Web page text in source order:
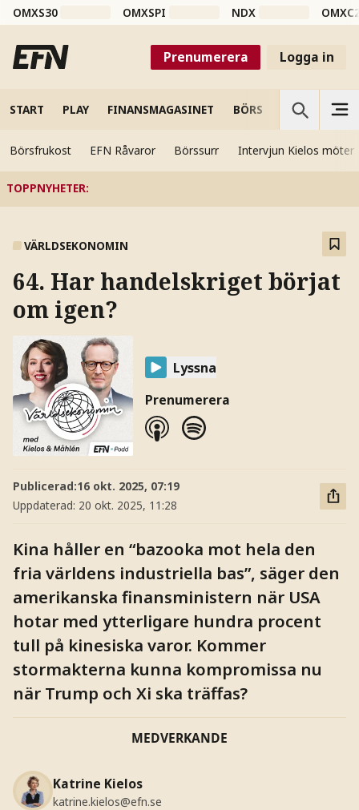
OMXS30 OMXSPI NDX
Prenumerera Logga in
START PLAY FINANSMAGASINET BÖRS VETENSKAP
Börsfrukost EFN Råvaror Börssurr Intervjun Kielos möter
TOPPNYHETER:
VÄRLDSEKONOMIN
64. Har handelskriget börjat
om igen?
Lyssna
Prenumerera
Publicerad:16 okt. 2025, 07:19
Uppdaterad: 20 okt. 2025, 11:28
Kina håller en “bazooka mot hela den
fria världens industriella bas”, säger den
amerikanska finansministern när USA
hotar med ytterligare hundra procent
tull på kinesiska varor. Kommer
stormakterna kunna kompromissa nu
när Trump och Xi ska träffas?
MEDVERKANDE
Katrine Kielos
katrine.kielos@efn.se